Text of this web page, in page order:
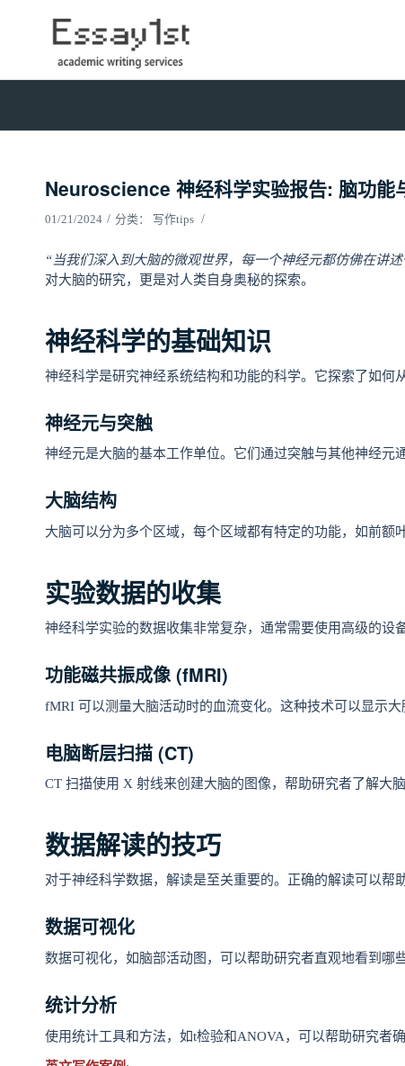
Neuroscience 神经科学实验报告: 脑功能
01/21/2024 / 分类： 写作tips /
“当我们深入到大脑的微观世界，每一个神经元都仿佛在讲
对大脑的研究，更是对人类自身奥秘的探索。
神经科学的基础知识
神经科学是研究神经系统结构和功能的科学。它探索了如何
神经元与突触
神经元是大脑的基本工作单位。它们通过突触与其他神经元
大脑结构
大脑可以分为多个区域，每个区域都有特定的功能，如前额
实验数据的收集
神经科学实验的数据收集非常复杂，通常需要使用高级的设
功能磁共振成像 (fMRI)
fMRI 可以测量大脑活动时的血流变化。这种技术可以显示大
电脑断层扫描 (CT)
CT 扫描使用 X 射线来创建大脑的图像，帮助研究者了解大脑
数据解读的技巧
对于神经科学数据，解读是至关重要的。正确的解读可以帮
数据可视化
数据可视化，如脑部活动图，可以帮助研究者直观地看到哪
统计分析
使用统计工具和方法，如t检验和ANOVA，可以帮助研究者